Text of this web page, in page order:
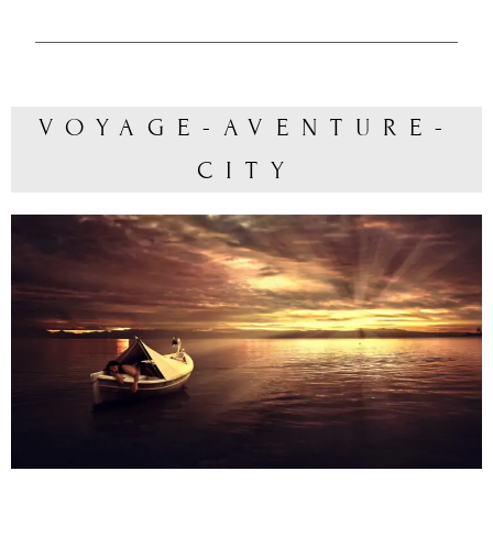
VOYAGE-AVENTURE-
CITY